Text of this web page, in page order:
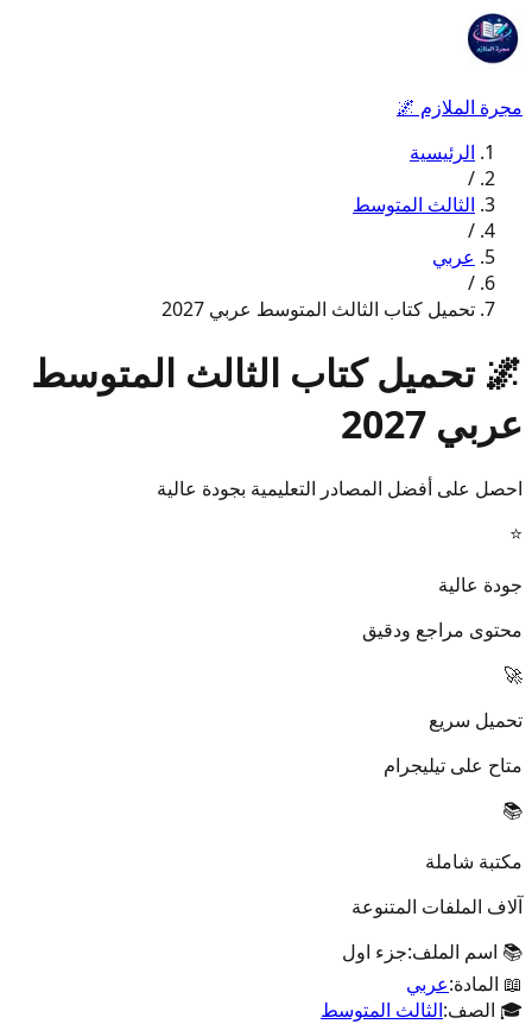
مجرة الملازم 🌌
الرئيسية
/
الثالث المتوسط
/
عربي
/
تحميل كتاب الثالث المتوسط عربي 2027
🌌 تحميل كتاب الثالث المتوسط
عربي 2027
احصل على أفضل المصادر التعليمية بجودة عالية
⭐
جودة عالية
محتوى مراجع ودقيق
🚀
تحميل سريع
متاح على تيليجرام
📚
مكتبة شاملة
آلاف الملفات المتنوعة
📚 اسم الملف:جزء اول
📖 المادة:عربي
🎓 الصف:الثالث المتوسط